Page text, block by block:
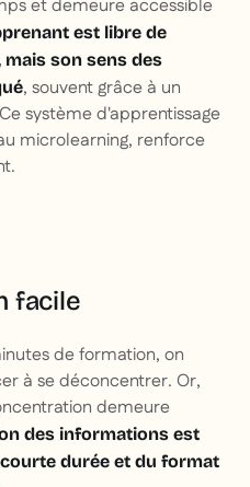
et demeure accessible
est libre de
son sens des
, souvent grâce à un
système d'apprentissage
microlearning, renforce
facile
de formation, on
à se déconcentrer. Or,
demeure
des informations est
durée et du format